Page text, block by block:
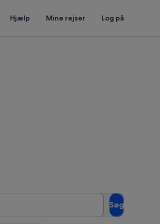
Hjælp Mine rejser Log på
Søg